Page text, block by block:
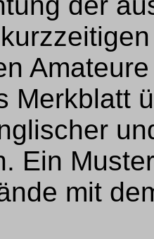
Merkblatt
Ein
mit